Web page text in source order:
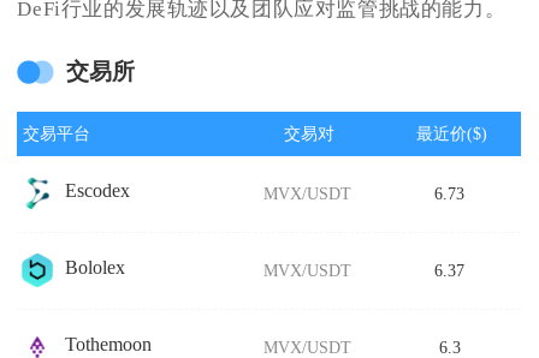
DeFi行业的发展轨迹以及团队应对监管挑战的能力。
交易所
交易平台 交易对 最近价($)
Escodex MVX/USDT 6.73
Bololex MVX/USDT 6.37
Tothemoon MVX/USDT 6.3